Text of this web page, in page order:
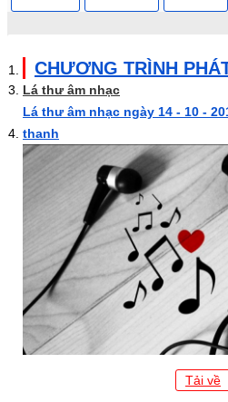
CHƯƠNG TRÌNH
Lá thư âm nhạc
Lá thư âm nhạc ngày 14 - 10 -
thanh
Tải về